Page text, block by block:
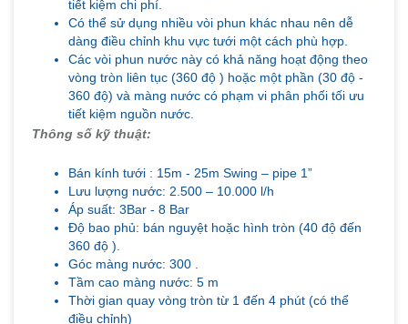
tiết kiệm chi phí.
Có thể sử dụng nhiều vòi phun khác nhau nên dễ
dàng điều chỉnh khu vực tưới một cách phù hợp.
Các vòi phun nước này có khả năng hoạt động theo
vòng tròn liên tục (360 độ ) hoặc một phần (30 độ -
360 độ) và màng nước có phạm vi phân phối tối ưu
tiết kiệm nguồn nước.
Thông số kỹ thuật:
Bán kính tưới : 15m - 25m Swing – pipe 1”
Lưu lượng nước: 2.500 – 10.000 l/h
Áp suất: 3Bar - 8 Bar
Độ bao phủ: bán nguyệt hoặc hình tròn (40 độ đến
360 độ ).
Góc màng nước: 300 .
Tầm cao màng nước: 5 m
Thời gian quay vòng tròn từ 1 đến 4 phút (có thể
điều chỉnh)